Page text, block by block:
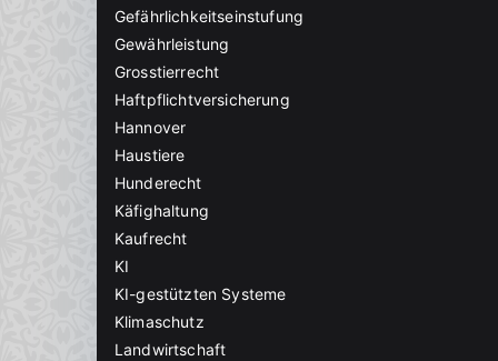
Gefährlichkeitseinstufung
Gewährleistung
Grosstierrecht
Haftpflichtversicherung
Hannover
Haustiere
Hunderecht
Käfighaltung
Kaufrecht
KI
KI-gestützten Systeme
Klimaschutz
Landwirtschaft